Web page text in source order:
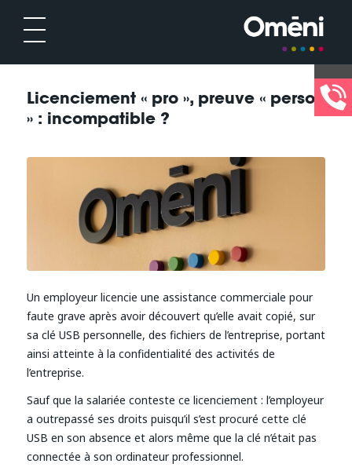
Licenciement « pro », preuve « perso
» : incompatible ?
Un employeur licencie une assistance commerciale pour
faute grave après avoir découvert qu’elle avait copié, sur
sa clé USB personnelle, des fichiers de l’entreprise, portant
ainsi atteinte à la confidentialité des activités de
l’entreprise.
Sauf que la salariée conteste ce licenciement : l’employeur
a outrepassé ses droits puisqu’il s’est procuré cette clé
USB en son absence et alors même que la clé n’était pas
connectée à son ordinateur professionnel.